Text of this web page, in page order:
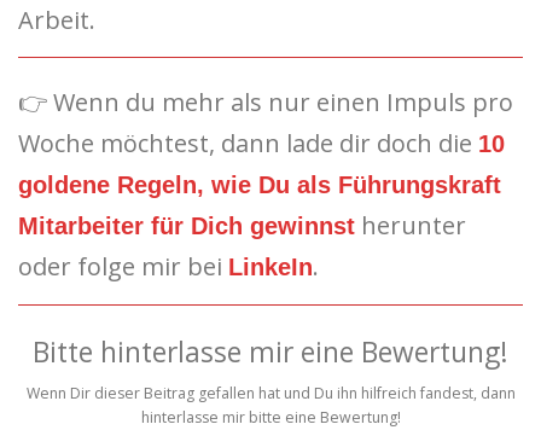
Arbeit.
👉 Wenn du mehr als nur einen Impuls pro
Woche möchtest, dann lade dir doch die 10
goldene Regeln, wie Du als Führungskraft
Mitarbeiter für Dich gewinnst herunter
oder folge mir bei LinkeIn.
Bitte hinterlasse mir eine Bewertung!
Wenn Dir dieser Beitrag gefallen hat und Du ihn hilfreich fandest, dann
hinterlasse mir bitte eine Bewertung!